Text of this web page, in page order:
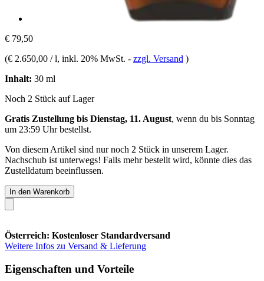
€ 79,50
(€ 2.650,00 / l, inkl. 20% MwSt. - zzgl. Versand )
Inhalt: 30 ml
Noch 2 Stück auf Lager
Gratis Zustellung bis Dienstag, 11. August, wenn du bis Sonntag
um 23:59 Uhrbestellst.
Von diesem Artikel sind nur noch 2 Stück in unserem Lager.
Nachschub ist unterwegs! Falls mehr bestellt wird, könnte dies das
Zustelldatum beeinflussen.
In den Warenkorb
Österreich: Kostenloser Standardversand
Weitere Infos zu Versand & Lieferung
Eigenschaften und Vorteile